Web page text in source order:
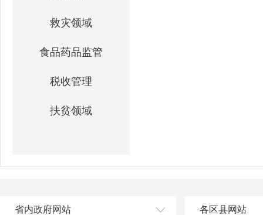
救灾领域
食品药品监管
税收管理
扶贫领域
省内政府网站 各区县网站